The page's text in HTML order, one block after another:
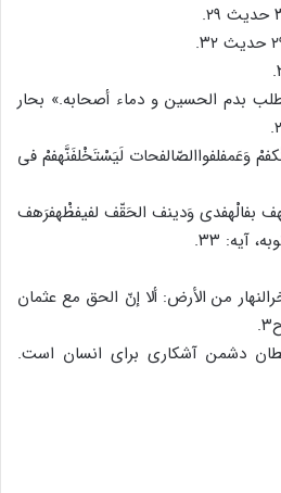
بدم الحسین و دماء أصحابه.» بحار
وَعَمفلفواالصّالفحات لَیَسْتَخْلفَنَّهفمْ فی
بفالْهفدى وَدینف الحَقّف لفیفظْهفرَهف
آیه: ۳۳.
من الأرض: ألا إنّ الحق مع عثمان
دشمن آشکارى براى انسان است.